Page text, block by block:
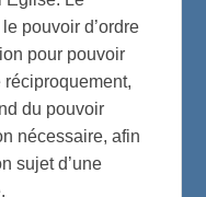
pouvoir d’ordre
pour pouvoir
réciproquement,
du pouvoir
nécessaire, afin
sujet d’une